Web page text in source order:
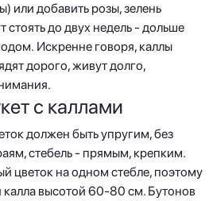
или добавить розы, зелень
стоять до двух недель - дольше
Искренне говоря, каллы
дорого, живут долго,
с каллами
должен быть упругим, без
стебель - прямым, крепким.
цветок на одном стебле, поэтому
высотой 60-80 см. Бутонов